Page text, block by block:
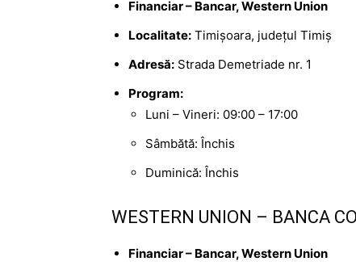
Financiar – Bancar, Western Union
Localitate: Timișoara, județul Timiș
Adresă: Strada Demetriade nr. 1
Program:
Luni – Vineri: 09:00 – 17:00
Sâmbătă: Închis
Duminică: Închis
WESTERN UNION – BANCA
Financiar – Bancar, Western Union